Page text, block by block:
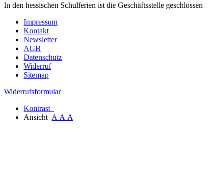
In den hessischen Schulferien ist die Geschäftsstelle geschlossen
Impressum
Kontakt
Newsletter
AGB
Datenschutz
Widerruf
Sitemap
Widerrufsformular
Kontrast
Ansicht A A A